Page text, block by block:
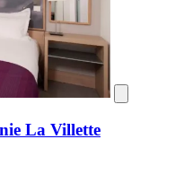
La Villette